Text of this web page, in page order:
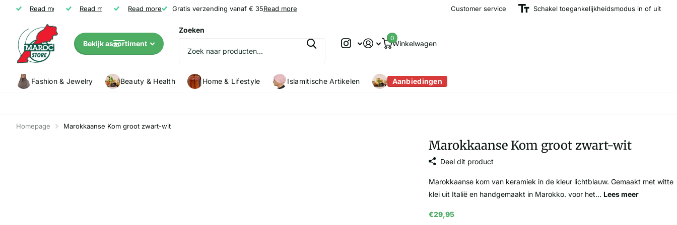
Gratis verzending vanaf € 35
Read more Niet tevreden? Geld terug
Read more Klanten (5147) geven Marocstore een 9.2 /10
Read more 9.2
Gratis verzending vanaf € 35Read more Customer service Schakel toegankelijkheidsmodus in of uit
Bekijk assortiment
Zoeken
Winkelwagen
0
Fashion & Jewelry Beauty & Health Home & Lifestyle Islamitische Artikelen Aanbiedingen
Homepage Marokkaanse Kom groot zwart-wit
Marokkaanse Kom groot zwart-wit
Deel dit product
Marokkaanse kom van keramiek in de kleur lichtblauw. Gemaakt met witte
klei uit Italië en handgemaakt in Marokko. voor het... Lees meer
€29,95